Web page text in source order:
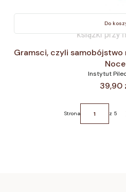
Do
Gramsci, czyli
Noce
Instytut
Cena
39,90
Strona z 5